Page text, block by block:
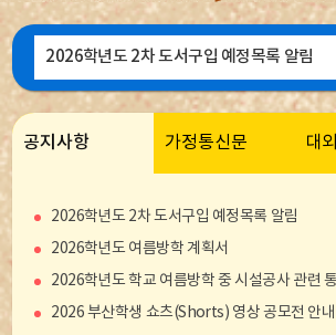
2026학년도 2차 도서구입 예정목록 알림
공지사항
2026학년도 2차 도서구입 예정목록 알림
2026학년도 여름방학 계획서
2026학년도 학교 여름방학 중 시설공사 관련
2026 부산학생 쇼츠(Shorts) 영상 공모전 안내
가정통신문 대